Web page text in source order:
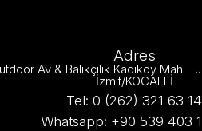
Adres
Av & Balıkçılık Kadıköy Mah.
İzmit/KOCAELİ
Tel: 0 (262) 321 63 14
Whatsapp: +90 539 403